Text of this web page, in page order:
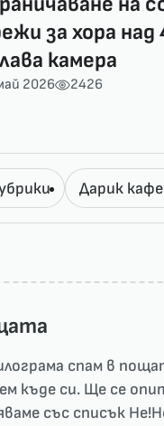
за хора
камера
2026 2426
Дарик кафе
спам в
къде си. Ще се
със списък